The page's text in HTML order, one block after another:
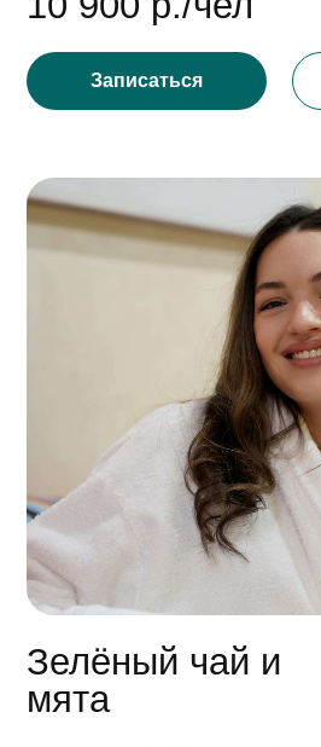
5 900 р./чел
Зелёный чай и
Длительность: 2 часа (3 человека)
Косметика: Aroma Fusion